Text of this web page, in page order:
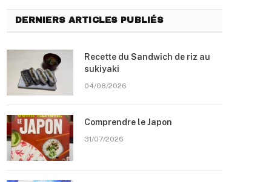
DERNIERS ARTICLES PUBLIÉS
Recette du Sandwich de riz au
sukiyaki
04/08/2026
Comprendre le Japon
31/07/2026